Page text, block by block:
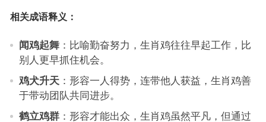
相关成语释义：
闻鸡起舞：比喻勤奋努力，生肖鸡往往早起工作，比
别人更早抓住机会。
鸡犬升天：形容一人得势，连带他人获益，生肖鸡善
于带动团队共同进步。
鹤立鸡群：形容才能出众，生肖鸡虽然平凡，但通过